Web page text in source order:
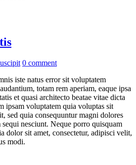
0 comment
iste natus error sit voluptatem
totam rem aperiam, eaque ipsa
et quasi architecto beatae vitae dicta
ipsam voluptatem quia voluptas sit
sed quia consequuntur magni dolores
nesciunt. Neque porro quisquam
dolor sit amet, consectetur, adipisci velit,
modi.